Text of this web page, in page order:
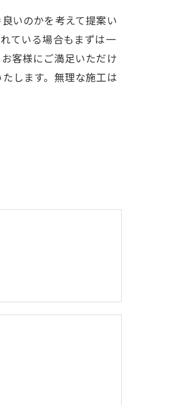
いのかを考えて提案い
ている場合もまずは一
客様にご満足いただけ
します。無理な施工は